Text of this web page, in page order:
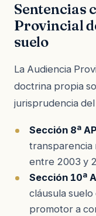
Sentencias
Provincial
suelo
La Audiencia
doctrina propia
jurisprudencia
Sección 8ª
transparencia
entre 2003 y
Sección 10ª
cláusula
promotor a